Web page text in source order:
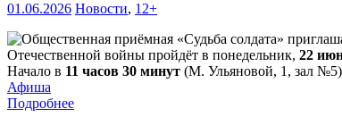
01.06.2026 Новости, 12+
Отечественной войны пройдёт в понедельник, 22
Начало в 11 часов 30 минут (М. Ульяновой, 1, зал
Афиша
Подробнее